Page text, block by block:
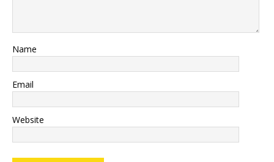
Name
Email
Website